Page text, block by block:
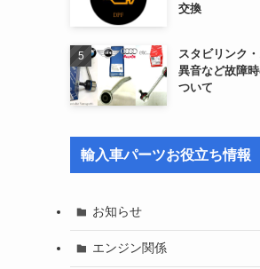
交換
スタビリンク
異音など故障
ついて
輸入車パーツお役立ち情報
お知らせ
エンジン関係